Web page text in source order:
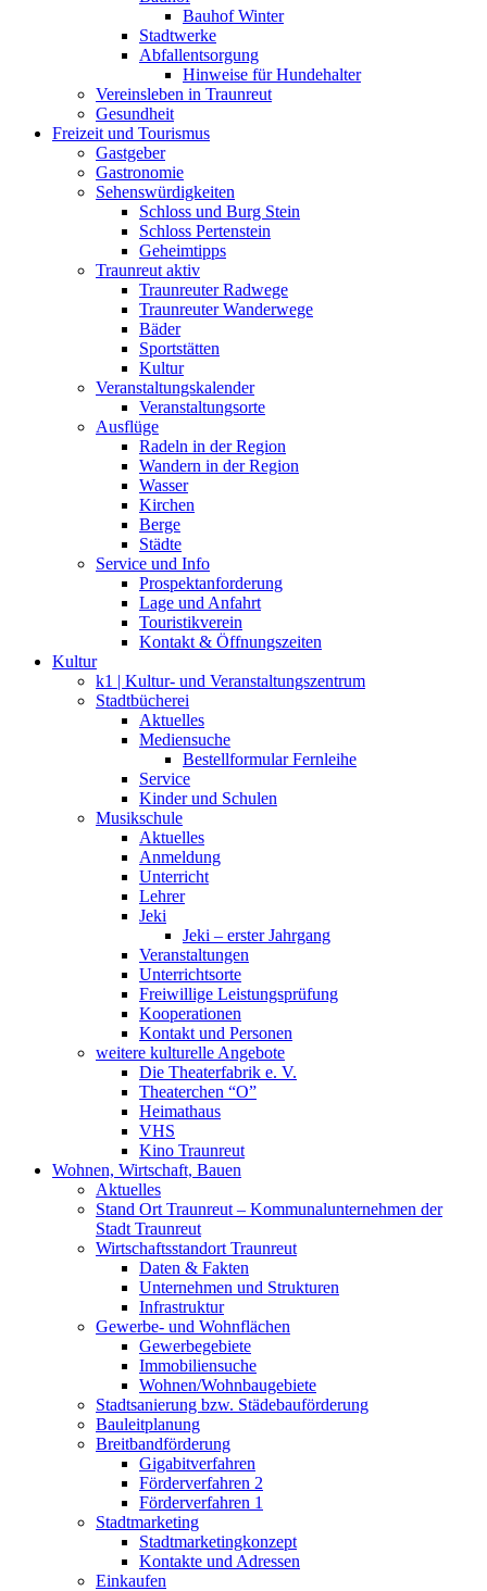
Bauhof Winter
Stadtwerke
Abfallentsorgung
Hinweise für Hundehalter
Vereinsleben in Traunreut
Gesundheit
Freizeit und Tourismus
Gastgeber
Gastronomie
Sehenswürdigkeiten
Schloss und Burg Stein
Schloss Pertenstein
Geheimtipps
Traunreut aktiv
Traunreuter Radwege
Traunreuter Wanderwege
Bäder
Sportstätten
Kultur
Veranstaltungskalender
Veranstaltungsorte
Ausflüge
Radeln in der Region
Wandern in der Region
Wasser
Kirchen
Berge
Städte
Service und Info
Prospektanforderung
Lage und Anfahrt
Touristikverein
Kontakt & Öffnungszeiten
Kultur
k1 | Kultur- und Veranstaltungszentrum
Stadtbücherei
Aktuelles
Mediensuche
Bestellformular Fernleihe
Service
Kinder und Schulen
Musikschule
Aktuelles
Anmeldung
Unterricht
Lehrer
Jeki
Jeki – erster Jahrgang
Veranstaltungen
Unterrichtsorte
Freiwillige Leistungsprüfung
Kooperationen
Kontakt und Personen
weitere kulturelle Angebote
Die Theaterfabrik e. V.
Theaterchen “O”
Heimathaus
VHS
Kino Traunreut
Wohnen, Wirtschaft, Bauen
Aktuelles
Stand Ort Traunreut – Kommunalunternehmen der
Stadt Traunreut
Wirtschaftsstandort Traunreut
Daten & Fakten
Unternehmen und Strukturen
Infrastruktur
Gewerbe- und Wohnflächen
Gewerbegebiete
Immobiliensuche
Wohnen/Wohnbaugebiete
Stadtsanierung bzw. Städebauförderung
Bauleitplanung
Breitbandförderung
Gigabitverfahren
Förderverfahren 2
Förderverfahren 1
Stadtmarketing
Stadtmarketingkonzept
Kontakte und Adressen
Einkaufen